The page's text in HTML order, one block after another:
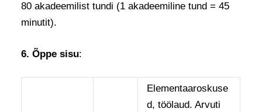
80 akadeemilist tundi (1 akadeemiline tund = 45
minutit).
6. Õppe sisu:
Elementaaroskuse
d, töölaud. Arvuti